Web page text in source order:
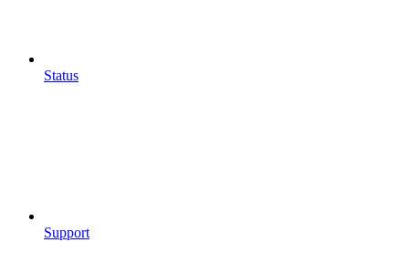
Status
Support